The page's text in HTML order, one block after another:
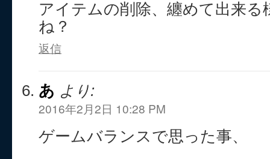
アイテムの削除、纏めて出来
ね？
返信
あ より:
2016年2月2日 10:28 PM
ゲームバランスで思った事、